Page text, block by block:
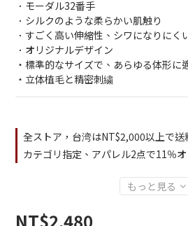
．モーダル32番手
．シルクのような柔らかい肌触り
．すごく高い伸縮性、シワになりにく
．オリジナルデザイン
・標準的なサイズで、あらゆる体形に
・立体植毛と精密刺繍
全ストア，台湾はNT$2,000以上で送
カテゴリ指定、アパレル2点で11％
もっと見る
NT$2,480